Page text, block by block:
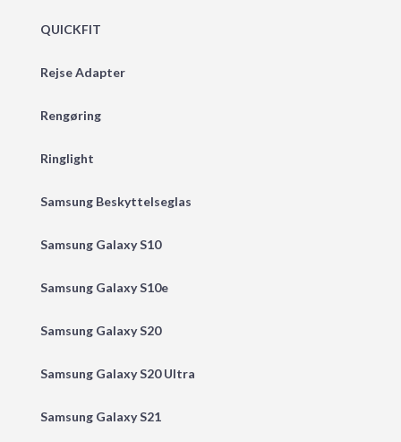
QUICKFIT
Rejse Adapter
Rengøring
Ringlight
Samsung Beskyttelseglas
Samsung Galaxy S10
Samsung Galaxy S10e
Samsung Galaxy S20
Samsung Galaxy S20 Ultra
Samsung Galaxy S21